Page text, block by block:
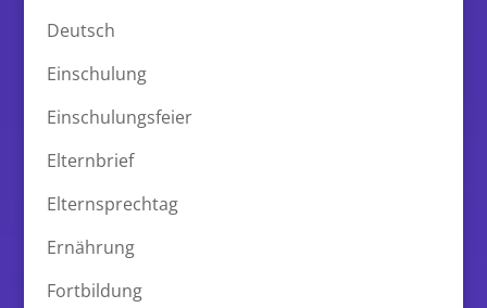
Deutsch
Einschulung
Einschulungsfeier
Elternbrief
Elternsprechtag
Ernährung
Fortbildung